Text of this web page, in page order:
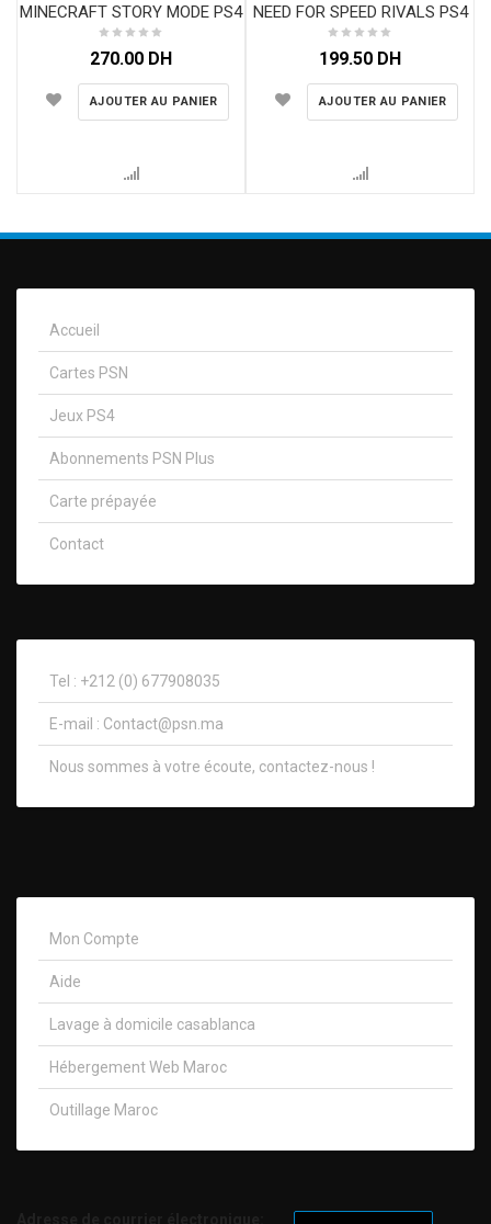
MINECRAFT STORY MODE PS4
270.00 DH
AJOUTER AU PANIER
NEED FOR SPEED RIVALS PS4
199.50 DH
AJOUTER AU PANIER
Accueil
Cartes PSN
Jeux PS4
Abonnements PSN Plus
Carte prépayée
Contact
Tel : +212 (0) 677908035
E-mail : Contact@psn.ma
Nous sommes à votre écoute, contactez-nous !​
Mon Compte
Aide
Lavage à domicile casablanca
Hébergement Web Maroc
Outillage Maroc